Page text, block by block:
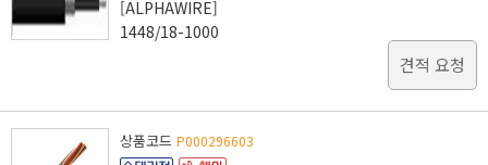
[ALPHAWIRE]
1448/18-1000
견적 요청
상품코드 P000296603